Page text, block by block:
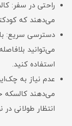
راحتی در سفر:
می‌دهند که
دسترسی سریع:
می‌توانید
استفاده کنید.
عدم نیاز به
می‌دهند کالسکه
انتظار طولانی در